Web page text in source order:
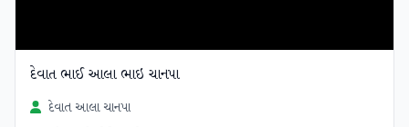
દેવાત ભાઈ આલા ભાઇ ચાનપા
દેવાત આલા ચાનપા